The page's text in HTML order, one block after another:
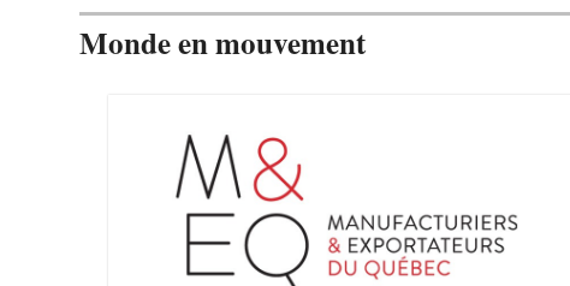
Monde en mouvement